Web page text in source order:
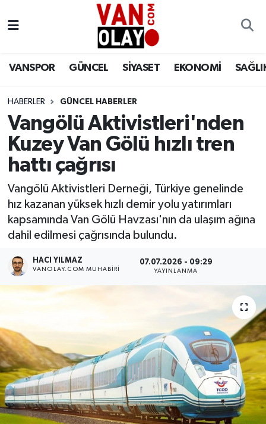
VANSPOR GÜNCEL SİYASET EKONOMİ
HABERLER GÜNCEL HABERLER
Vangölü Aktivistleri'nden
Kuzey Van Gölü hızlı tren
hattı çağrısı
Vangölü Aktivistleri Derneği, Türkiye genelinde
hız kazanan yüksek hızlı demir yolu yatırımları
kapsamında Van Gölü Havzası'nın da ulaşım ağına
dahil edilmesi çağrısında bulundu.
HACI YILMAZ
VANOLAY.COM MUHABIRI
07.07.2026 - 09:29
YAYINLANMA
Siyaset
Ekonomi
Sağlık
Eğitim
Dünya
RESMİ İLANLAR
Van Nöbetçi Eczaneler
Van Namaz Vakitleri
Van Trafik Yoğunluk Haritası
Süper Lig Puan Durumu ve Fikstür
Tüm Manşetler
Haber Arşivi